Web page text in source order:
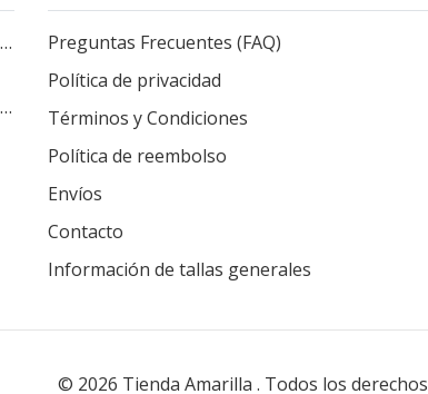
Preguntas Frecuentes (FAQ)
Política de privacidad
Términos y Condiciones
Política de reembolso
Envíos
Contacto
Información de tallas generales
© 2026 Tienda Amarilla . Todos los derechos